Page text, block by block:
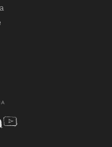
linkedinyoutube